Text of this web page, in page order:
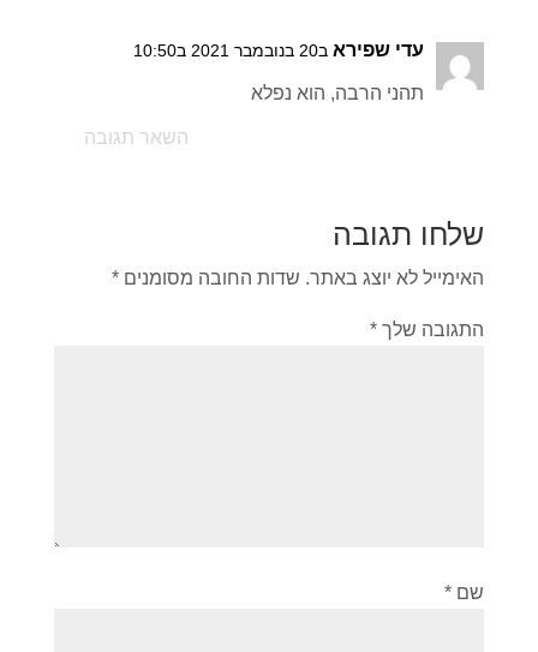
עדי שפירא ב20 בנובמבר 2021 ב10:50
תהני הרבה, הוא נפלא
השאר תגובה
שלחו תגובה
האימייל לא יוצג באתר. שדות החובה מסומנים *
התגובה שלך *
שם *